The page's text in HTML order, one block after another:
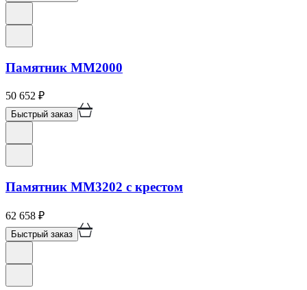
Памятник ММ2000
50 652 ₽
Быстрый заказ
Памятник ММ3202 с крестом
62 658 ₽
Быстрый заказ